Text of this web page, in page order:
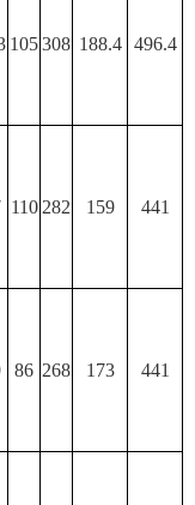
105308 188.4 496.4
110 282 159 441
86 268 173 441